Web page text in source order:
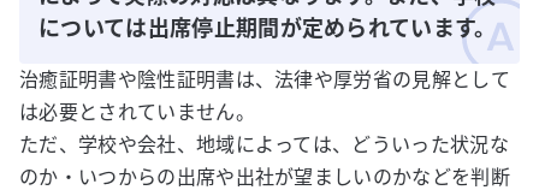
については出席停止期間が定められています。
治癒証明書や陰性証明書は、法律や厚労省の見解として
は必要とされていません。
ただ、学校や会社、地域によっては、どういった状況な
のか・いつからの出席や出社が望ましいのかなどを判断